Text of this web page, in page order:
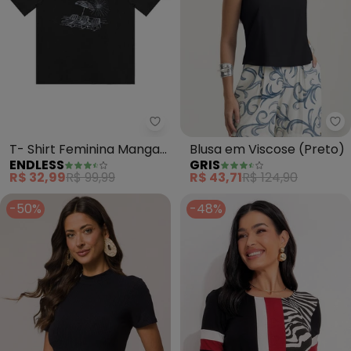
Endless - T- Shirt Feminina
T- Shirt Feminina Manga
Curta (Preto)
ENDLESS
R$ 32,99R$ 99,99
Blusa em Viscose (Preto)
GRIS
R$ 43,71R$ 124,90
-50%
-48%